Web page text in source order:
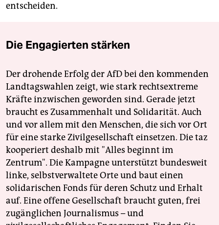
entscheiden.
Die Engagierten stärken
Der drohende Erfolg der AfD bei den kommenden
Landtagswahlen zeigt, wie stark rechtsextreme
Kräfte inzwischen geworden sind. Gerade jetzt
braucht es Zusammenhalt und Solidarität. Auch
und vor allem mit den Menschen, die sich vor Ort
für eine starke Zivilgesellschaft einsetzen. Die taz
kooperiert deshalb mit "Alles beginnt im
Zentrum". Die Kampagne unterstützt bundesweit
linke, selbstverwaltete Orte und baut einen
solidarischen Fonds für deren Schutz und Erhalt
auf. Eine offene Gesellschaft braucht guten, frei
zugänglichen Journalismus – und